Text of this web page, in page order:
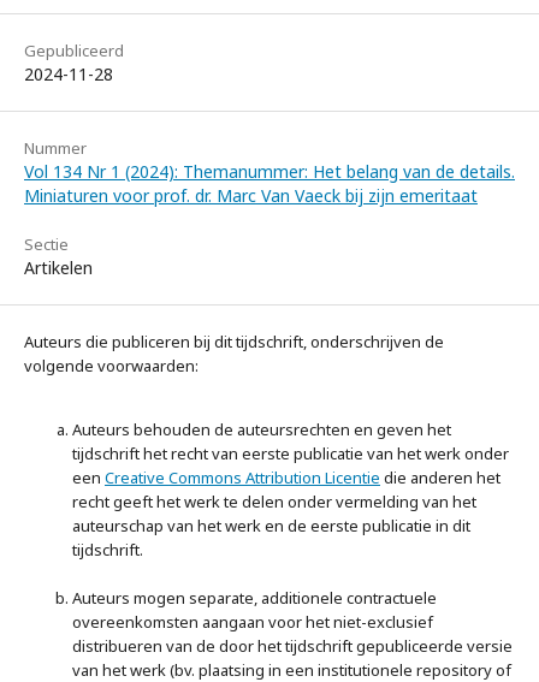
Gepubliceerd
2024-11-28
Nummer
Vol 134 Nr 1 (2024): Themanummer: Het belang van de details.
Miniaturen voor prof. dr. Marc Van Vaeck bij zijn emeritaat
Sectie
Artikelen
Auteurs die publiceren bij dit tijdschrift, onderschrijven de
volgende voorwaarden:
Auteurs behouden de auteursrechten en geven het
tijdschrift het recht van eerste publicatie van het werk onder
een Creative Commons Attribution Licentie die anderen het
recht geeft het werk te delen onder vermelding van het
auteurschap van het werk en de eerste publicatie in dit
tijdschrift.
Auteurs mogen separate, additionele contractuele
overeenkomsten aangaan voor het niet-exclusief
distribueren van de door het tijdschrift gepubliceerde versie
van het werk (bv. plaatsing in een institutionele repository of